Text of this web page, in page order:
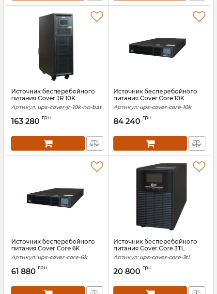
Источник бесперебойного
питания Cover JR 10K
Артикул: ups-cover-jr-10k-no-bat
163 280 грн.
Источник бесперебойного
питания Cover Core 10K
Артикул: ups-cover-core-10k
84 240 грн.
Источник бесперебойного
питания Cover Core 6K
Артикул: ups-cover-core-6k
61 880 грн.
Источник бесперебойного
питания Cover Core 3TL
Артикул: ups-cover-core-3tl
20 800 грн.